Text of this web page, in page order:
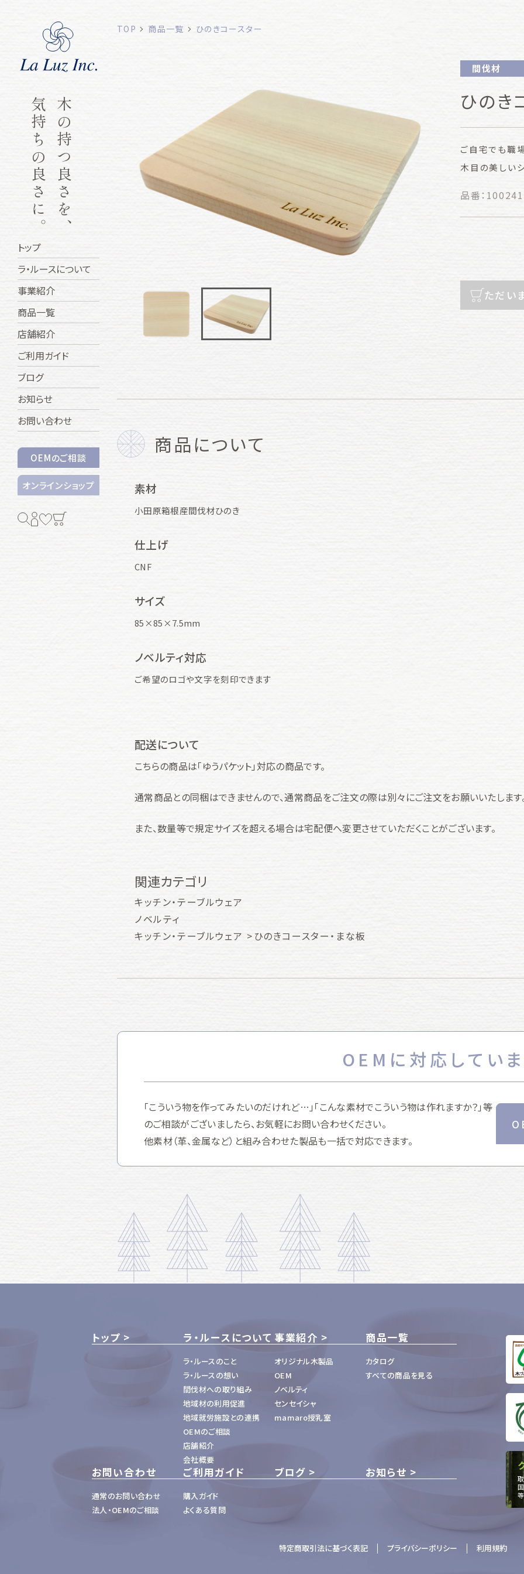
木の持つ良さを、
気持ちの良さに。
トップ
ラ・ルースについて
事業紹介
商品一覧
店舗紹介
ご利用ガイド
ブログ
お知らせ
お問い合わせ
OEMのご相談
オンラインショップ
TOP 商品一覧 ひのきコースター
間伐材
ひのき
ご自宅でも職
木目の美しい
品番： 100241
ただい
商品について
素材
小田原箱根産間伐材ひのき
仕上げ
CNF
サイズ
85×85×7.5mm
ノベルティ対応
ご希望のロゴや文字を刻印できます
配送について
こちらの商品は「ゆうパケット」対応の商品です。
通常商品との同梱はできませんので、通常商品をご注文の際は別々にご注文をお願いいたします
また、数量等で規定サイズを超える場合は宅配便へ変更させていただくことがございます。
関連カテゴリ
キッチン・テーブルウェア
ノベルティ
キッチン・テーブルウェア
ひのきコースター・まな板
OEMに対応してい
「こういう物を作ってみたいのだけれど…」「こんな素材でこういう物は作れますか？」等
のご相談がございましたら、お気軽にお問い合わせください。
他素材（革、金属など）と組み合わせた製品も一括で対応できます。
トップ ラ・ルースについて
ラ・ルースのこと
ラ・ルースの想い
間伐材への取り組み
地域材の利用促進
地域就労施設との連携
OEMのご相談
店舗紹介
会社概要
事業紹介
オリジナル木製品
OEM
ノベルティ
センセイシャ
mamaro授乳室
商品一覧
カタログ
すべての商品を見る
お問い合わせ
通常のお問い合わせ
法人・OEMのご相談
ご利用ガイド
購入ガイド
よくある質問
ブログ お知らせ
特定商取引法に基づく表記 プライバシーポリシー 利用規約